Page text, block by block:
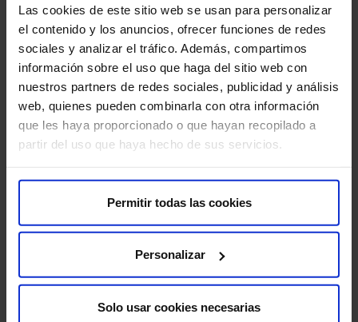
Las cookies de este sitio web se usan para personalizar
el contenido y los anuncios, ofrecer funciones de redes
sociales y analizar el tráfico. Además, compartimos
información sobre el uso que haga del sitio web con
nuestros partners de redes sociales, publicidad y análisis
web, quienes pueden combinarla con otra información
que les haya proporcionado o que hayan recopilado a
partir del uso que haya hecho de sus servicios.
Permitir todas las cookies
Personalizar
Solo usar cookies necesarias
Trabaja con nosotros​
Rincón del accionista​
Más HM Hospitales
Fundación HM​
Centro Universitario CUHMED​
Instituto HM Hospitales​
HM CINAC​
Enlaces de interés
Aseguradoras y mutuas​